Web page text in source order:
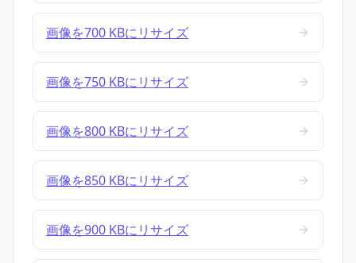
画像を700 KBにリサイズ
画像を750 KBにリサイズ
画像を800 KBにリサイズ
画像を850 KBにリサイズ
画像を900 KBにリサイズ